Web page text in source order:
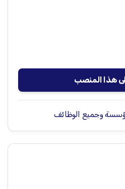
هذا المنصب
وجميع الوظائف